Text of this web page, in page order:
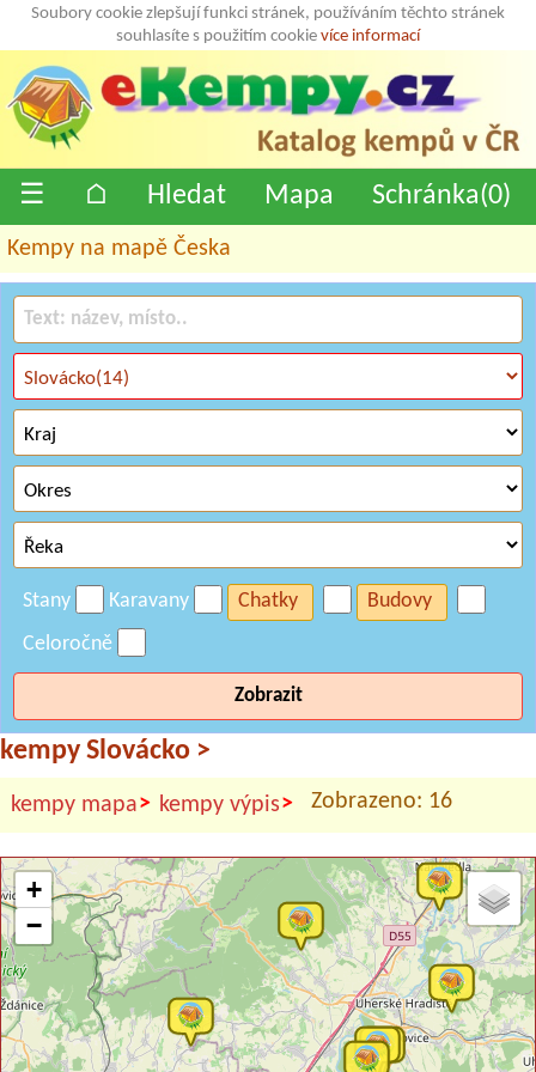
Soubory cookie zlepšují funkci stránek, používáním těchto stránek
souhlasíte s použitím cookie více informací
☰ ⌂ Hledat Mapa Schránka(0)
Kempy na mapě Česka
Stany Karavany Chatky
Budovy
Celoročně
Zobrazit
kempy Slovácko >
kempy mapa> kempy výpis> Zobrazeno: 16
+
−